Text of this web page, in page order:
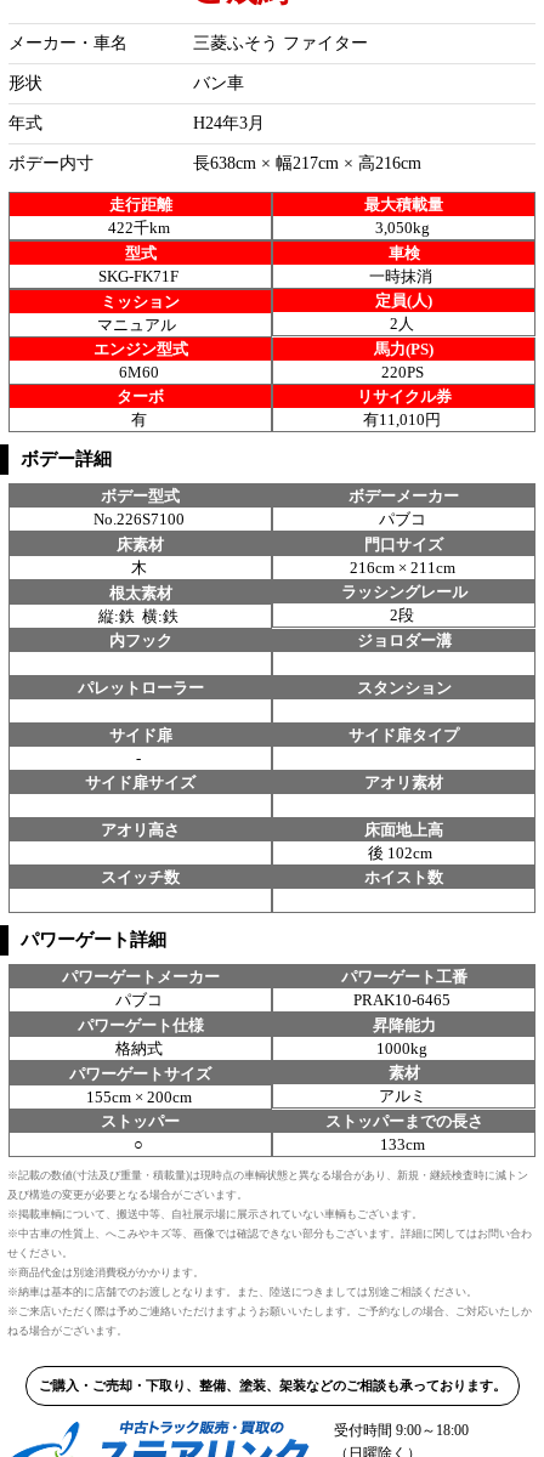
メーカー・車名 三菱ふそう ファイター
形状 バン車
年式 H24年3月
ボデー内寸 長638cm × 幅217cm × 高216cm
走行距離
422千km
最大積載量
3,050kg
型式
SKG-FK71F
車検
一時抹消
ミッション
マニュアル
定員(人)
2人
エンジン型式
6M60
馬力(PS)
220PS
ターボ
有
リサイクル券
有11,010円
ボデー詳細
ボデー型式
No.226S7100
ボデーメーカー
パブコ
床素材
木
門口サイズ
216cm × 211cm
根太素材
縦:鉄 横:鉄
ラッシングレール
2段
内フック
ジョロダー溝
パレットローラー スタンション
サイド扉
-
サイド扉タイプ
サイド扉サイズ アオリ素材
アオリ高さ
床面地上高
後 102cm
スイッチ数
ホイスト数
パワーゲート詳細
パワーゲートメーカー
パブコ
パワーゲート工番
PRAK10-6465
パワーゲート仕様
格納式
昇降能力
1000kg
パワーゲートサイズ
155cm × 200cm
素材
アルミ
ストッパー
○
ストッパーまでの長さ
133cm
※記載の数値(寸法及び重量・積載量)は現時点の車輌状態と異なる場合があり、新規・継続検査時に減トン
及び構造の変更が必要となる場合がございます。
※掲載車輌について、搬送中等、自社展示場に展示されていない車輌もございます。
※中古車の性質上、へこみやキズ等、画像では確認できない部分もございます。詳細に関してはお問い合わ
せください。
※商品代金は別途消費税がかかります。
※納車は基本的に店舗でのお渡しとなります。また、陸送につきましては別途ご相談ください。
※ご来店いただく際は予めご連絡いただけますようお願いいたします。ご予約なしの場合、ご対応いたしか
ねる場合がございます。
ご購入・ご売却・下取り、整備、塗装、架装などのご相談も承っております。
受付時間 9:00～18:00
（日曜除く）